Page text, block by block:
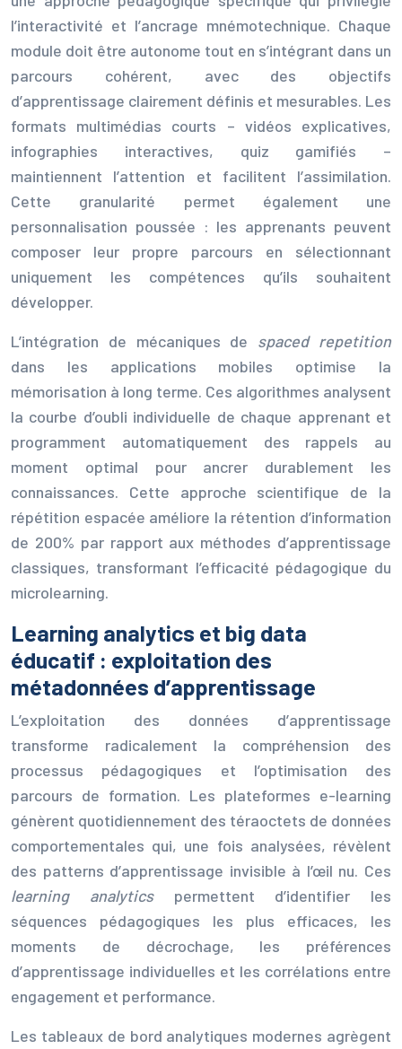
l’interactivité et l’ancrage mnémotechnique. Chaque
module doit être autonome tout en s’intégrant dans un
parcours cohérent, avec des objectifs
d’apprentissage clairement définis et mesurables. Les
formats multimédias courts – vidéos explicatives,
infographies interactives, quiz gamifiés –
maintiennent l’attention et facilitent l’assimilation.
Cette granularité permet également une
personnalisation poussée : les apprenants peuvent
composer leur propre parcours en sélectionnant
uniquement les compétences qu’ils souhaitent
développer.
L’intégration de mécaniques de spaced repetition
dans les applications mobiles optimise la
mémorisation à long terme. Ces algorithmes analysent
la courbe d’oubli individuelle de chaque apprenant et
programment automatiquement des rappels au
moment optimal pour ancrer durablement les
connaissances. Cette approche scientifique de la
répétition espacée améliore la rétention d’information
de 200% par rapport aux méthodes d’apprentissage
classiques, transformant l’efficacité pédagogique du
microlearning.
Learning analytics et big data
éducatif : exploitation des
métadonnées d’apprentissage
L’exploitation des données d’apprentissage
transforme radicalement la compréhension des
processus pédagogiques et l’optimisation des
parcours de formation. Les plateformes e-learning
génèrent quotidiennement des téraoctets de données
comportementales qui, une fois analysées, révèlent
des patterns d’apprentissage invisible à l’œil nu. Ces
learning analytics permettent d’identifier les
séquences pédagogiques les plus efficaces, les
moments de décrochage, les préférences
d’apprentissage individuelles et les corrélations entre
engagement et performance.
Les tableaux de bord analytiques modernes agrègent